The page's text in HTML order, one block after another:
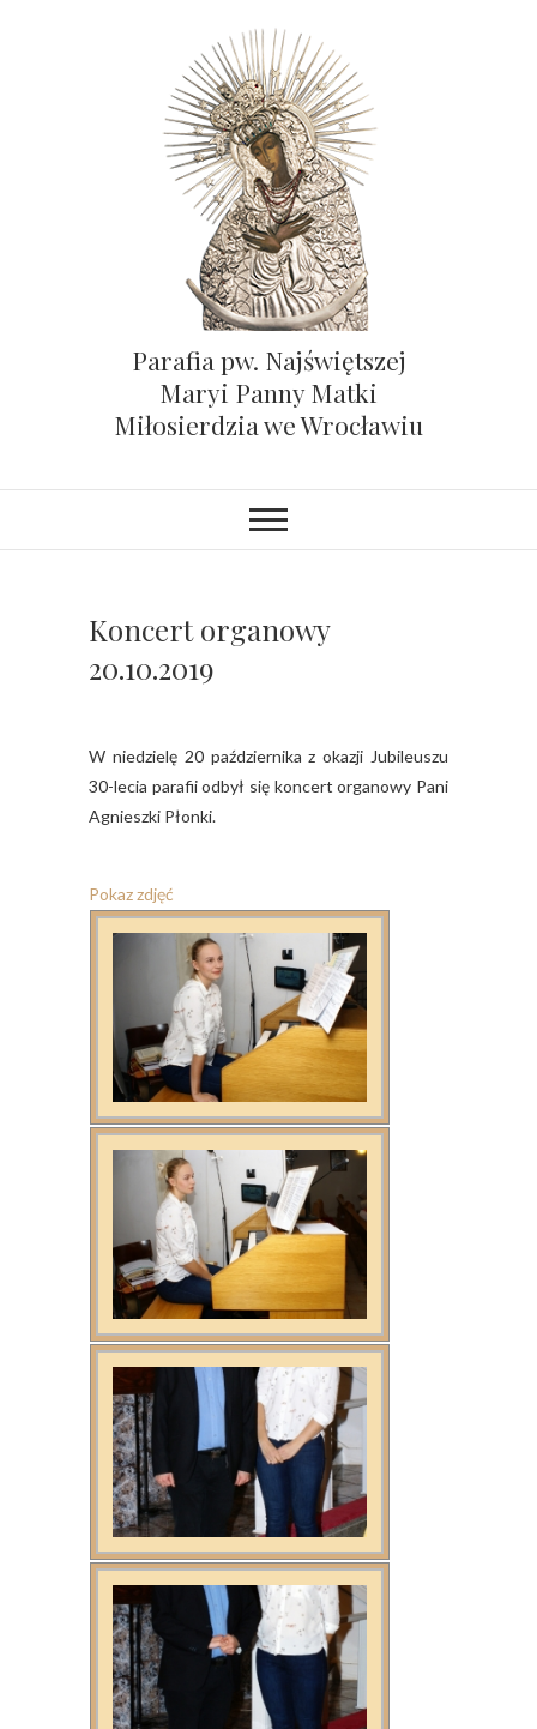
Parafia pw. Najświętszej
Maryi Panny Matki
Miłosierdzia we Wrocławiu
Koncert organowy
20.10.2019
W niedzielę 20 października z okazji Jubileuszu
30-lecia parafii odbył się koncert organowy Pani
Agnieszki Płonki.
Pokaz zdjęć